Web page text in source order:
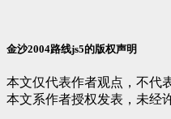
金沙2004路线js5的版权声明
本文仅代表作者观点，不代
本文系作者授权发表，未经